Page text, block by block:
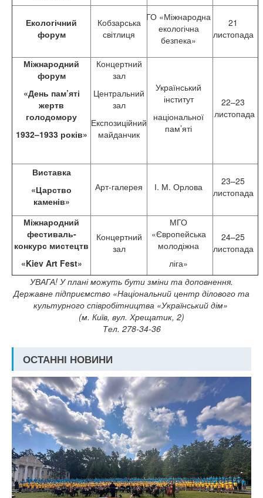
Екологічний
форум
Кобзарська
світлиця
ГО «Міжнародна
екологічна
безпека»
21
листопада
Міжнародний
форум
«День пам’яті
жертв
голодомору
1932–1933 років»
Концертний
зал
Центральний
зал
Експозиційний
майданчик
Український
інститут
національної
пам’яті
22–23
листопада
Виставка
«Царство
каменів»
Арт-галерея І. М. Орлова
23–25
листопада
Міжнародний
фестиваль-
конкурс мистецтв
«Kiev Art Fest»
Концертний
зал
МГО
«Європейська
молодіжна
ліга»
24–25
листопада
УВАГА! У плані можуть бути зміни та доповнення.
Державне підприємство «Національний центр ділового та
культурного співробітництва «Український дім»
(м. Київ, вул. Хрещатик, 2)
Тел. 278-34-36
ОСТАННІ НОВИНИ